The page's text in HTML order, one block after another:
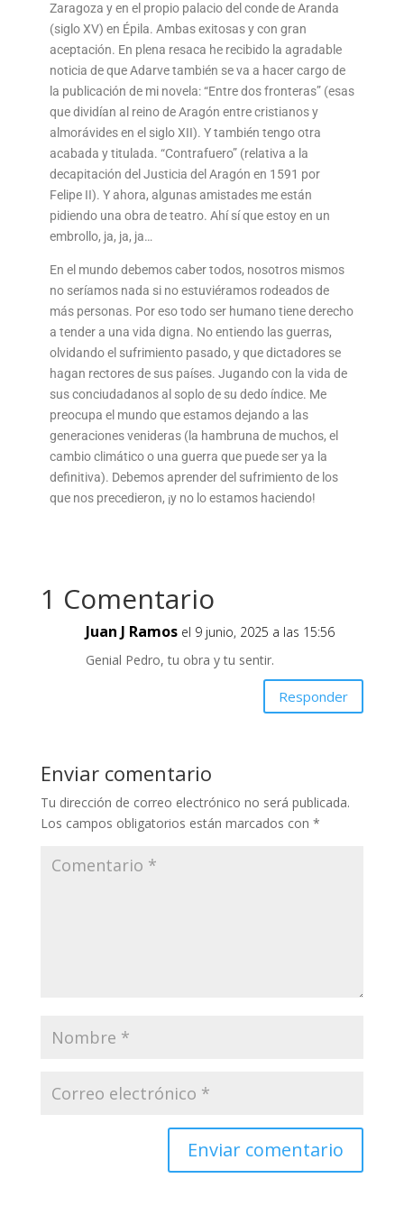
Zaragoza y en el propio palacio del conde de Aranda
(siglo XV) en Épila. Ambas exitosas y con gran
aceptación. En plena resaca he recibido la agradable
noticia de que Adarve también se va a hacer cargo de
la publicación de mi novela: “Entre dos fronteras” (esas
que dividían al reino de Aragón entre cristianos y
almorávides en el siglo XII). Y también tengo otra
acabada y titulada. “Contrafuero” (relativa a la
decapitación del Justicia del Aragón en 1591 por
Felipe II). Y ahora, algunas amistades me están
pidiendo una obra de teatro. Ahí sí que estoy en un
embrollo, ja, ja, ja…
En el mundo debemos caber todos, nosotros mismos
no seríamos nada si no estuviéramos rodeados de
más personas. Por eso todo ser humano tiene derecho
a tender a una vida digna. No entiendo las guerras,
olvidando el sufrimiento pasado, y que dictadores se
hagan rectores de sus países. Jugando con la vida de
sus conciudadanos al soplo de su dedo índice. Me
preocupa el mundo que estamos dejando a las
generaciones venideras (la hambruna de muchos, el
cambio climático o una guerra que puede ser ya la
definitiva). Debemos aprender del sufrimiento de los
que nos precedieron, ¡y no lo estamos haciendo!
1 Comentario
Juan J Ramos el 9 junio, 2025 a las 15:56
Genial Pedro, tu obra y tu sentir.
Responder
Enviar comentario
Tu dirección de correo electrónico no será publicada.
Los campos obligatorios están marcados con *